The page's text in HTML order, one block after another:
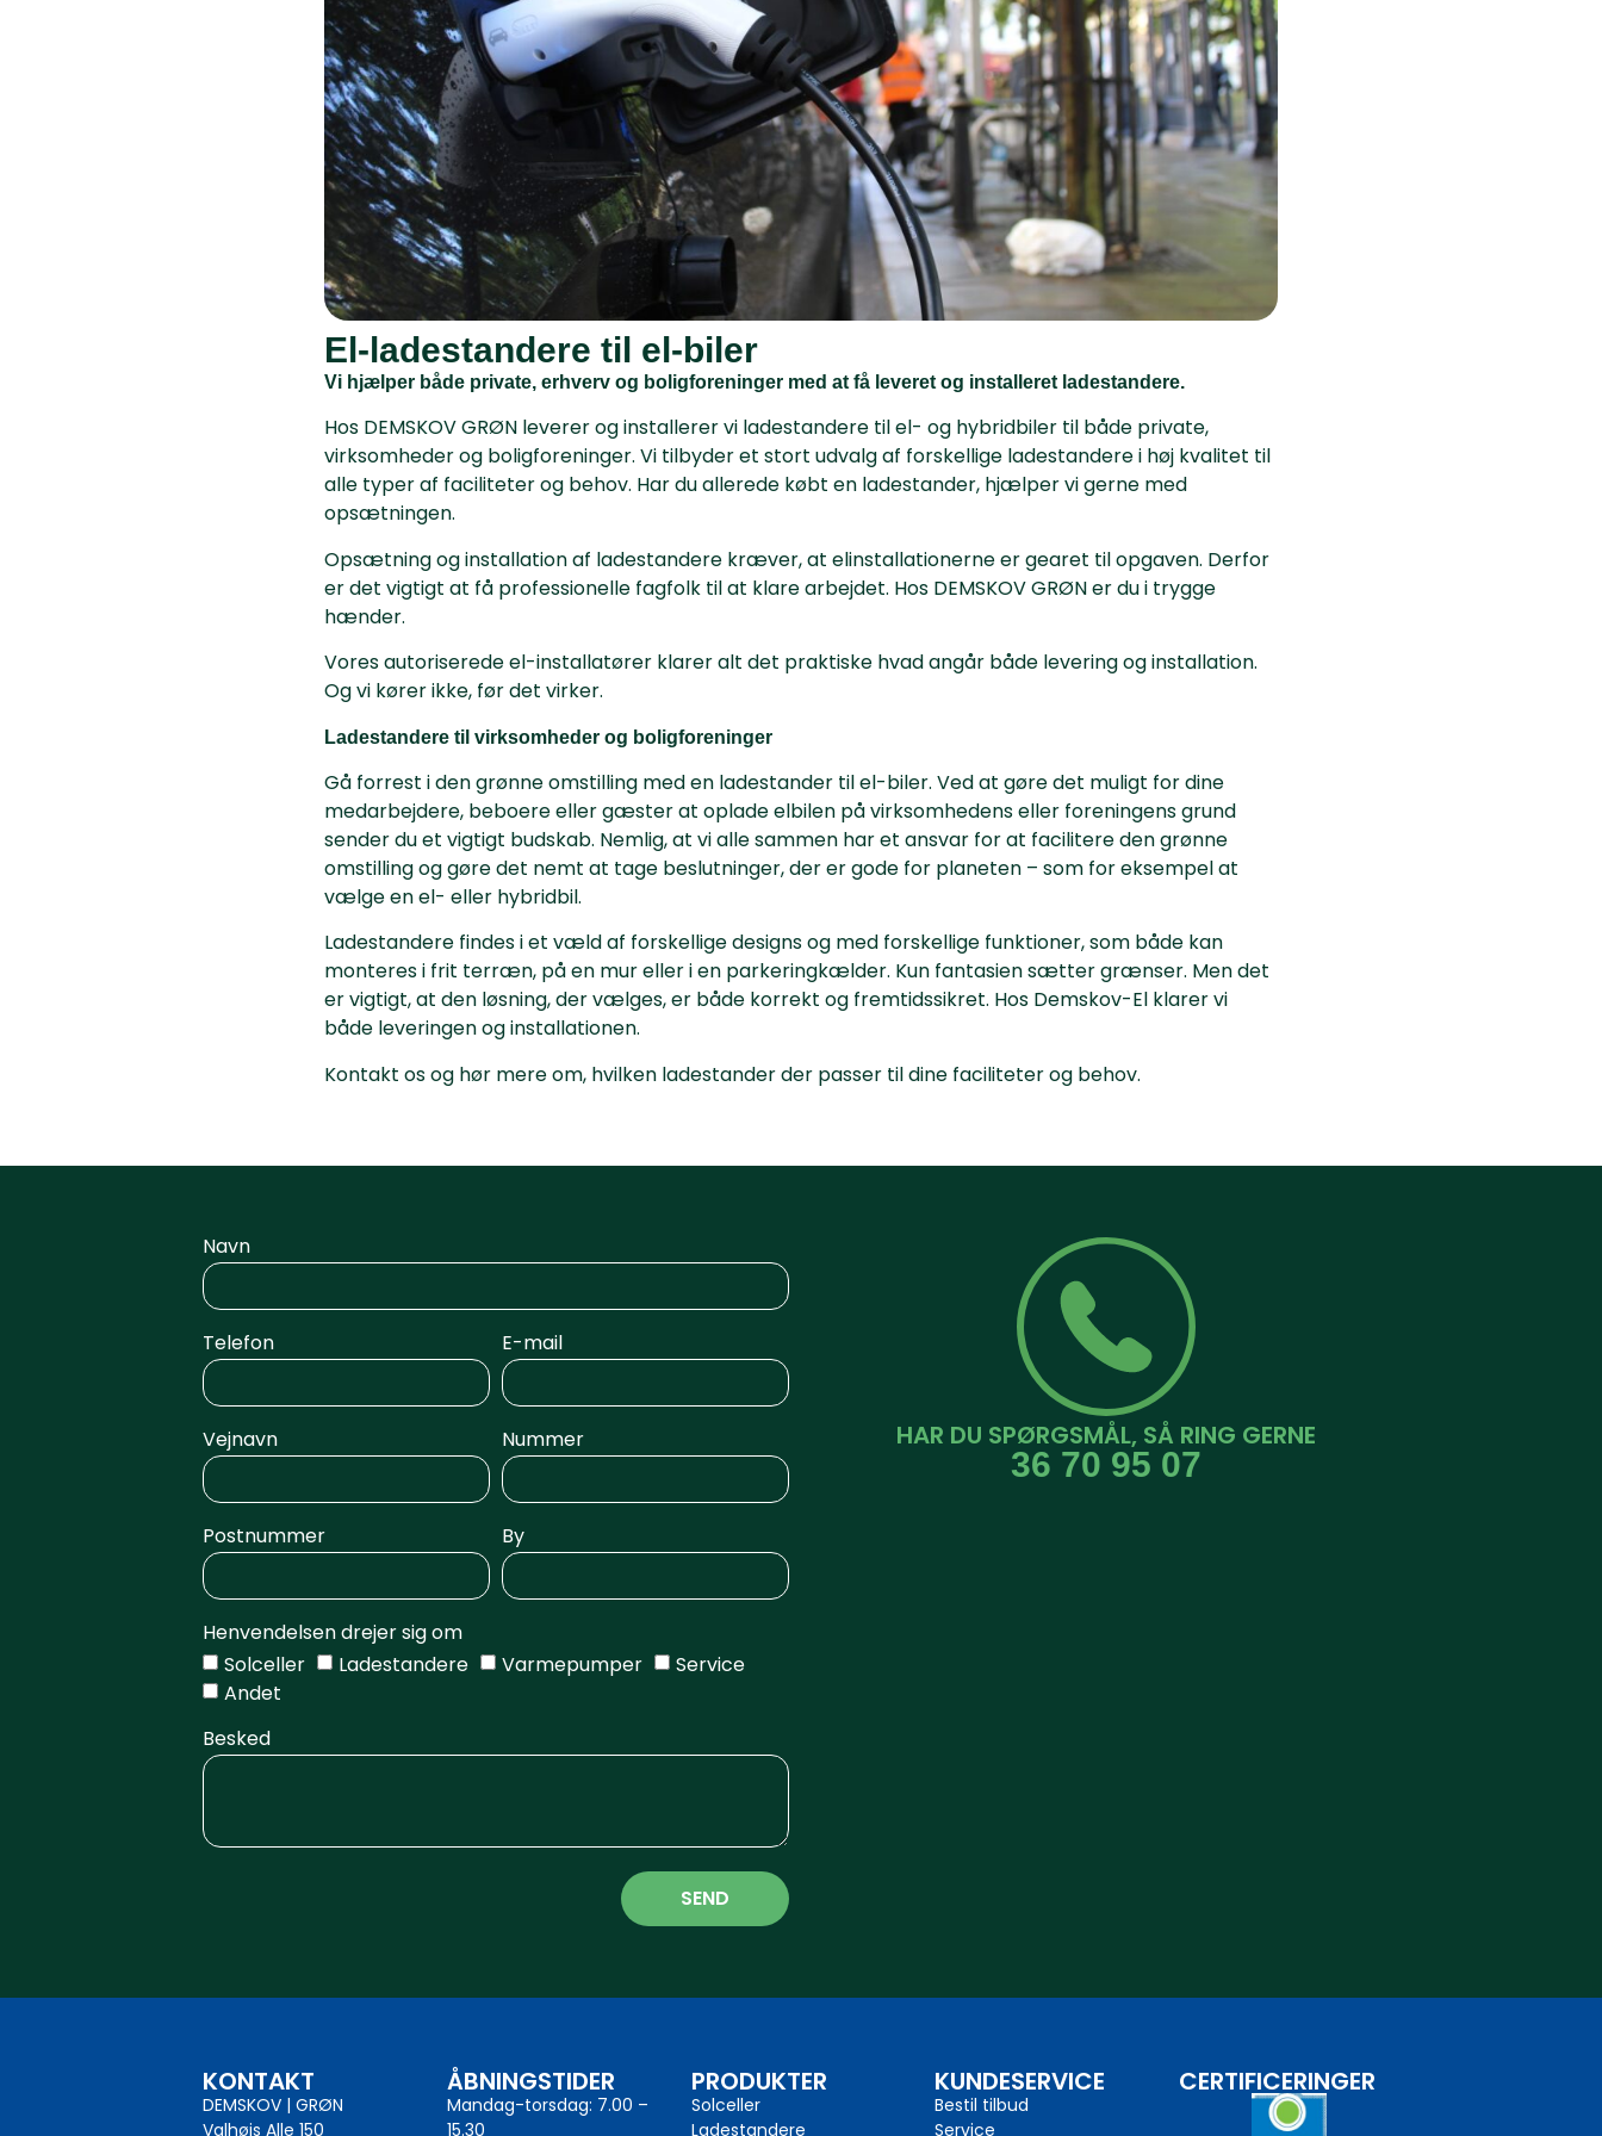
El-ladestandere til el-biler
Vi hjælper både private, erhverv og boligforeninger med at få leveret og installeret ladestandere.
Hos DEMSKOV GRØN leverer og installerer vi ladestandere til el- og hybridbiler til både private,
virksomheder og boligforeninger. Vi tilbyder et stort udvalg af forskellige ladestandere i høj kvalitet til
alle typer af faciliteter og behov. Har du allerede købt en ladestander, hjælper vi gerne med
opsætningen.
Opsætning og installation af ladestandere kræver, at elinstallationerne er gearet til opgaven. Derfor
er det vigtigt at få professionelle fagfolk til at klare arbejdet. Hos DEMSKOV GRØN er du i trygge
hænder.
Vores autoriserede el-installatører klarer alt det praktiske hvad angår både levering og installation.
Og vi kører ikke, før det virker.
Ladestandere til virksomheder og boligforeninger
Gå forrest i den grønne omstilling med en ladestander til el-biler. Ved at gøre det muligt for dine
medarbejdere, beboere eller gæster at oplade elbilen på virksomhedens eller foreningens grund
sender du et vigtigt budskab. Nemlig, at vi alle sammen har et ansvar for at facilitere den grønne
omstilling og gøre det nemt at tage beslutninger, der er gode for planeten – som for eksempel at
vælge en el- eller hybridbil.
Ladestandere findes i et væld af forskellige designs og med forskellige funktioner, som både kan
monteres i frit terræn, på en mur eller i en parkeringkælder. Kun fantasien sætter grænser. Men det
er vigtigt, at den løsning, der vælges, er både korrekt og fremtidssikret. Hos Demskov-El klarer vi
både leveringen og installationen.
Kontakt os og hør mere om, hvilken ladestander der passer til dine faciliteter og behov.
Navn
Telefon E-mail
Vejnavn Nummer
Postnummer By
Henvendelsen drejer sig om
Solceller
Ladestandere Varmepumper
Service
Andet
Besked
SEND
HAR DU SPØRGSMÅL, SÅ RING GERNE
36 70 95 07
KONTAKT
DEMSKOV | GRØN
Valhøjs Alle 150
ÅBNINGSTIDER
Mandag-torsdag: 7.00 –
15.30
PRODUKTER
Solceller
Ladestandere
KUNDESERVICE
Bestil tilbud
Service
CERTIFICERINGER